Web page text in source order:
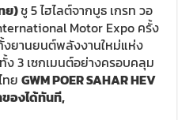
ย)ชู 5 ไฮไลต์จากบูธ เกรท วอ
Motor Expo ครั้ง
ยานยนต์พลังงานใหม่แห่ง
3 เซกเมนต์อย่างครอบคลุม
ทยGWM POER SAHAR HEV
ของได้ทันที,